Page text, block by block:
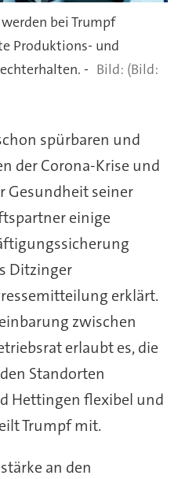
bei Trumpf
Produktions- und
-
(Bild:
spürbaren und
der Corona-Krise und
Gesundheit seiner
einige
Ditzinger
erklärt.
zwischen
erlaubt es, die
Standorten
Hettingen flexibel und
Trumpf mit.
an den